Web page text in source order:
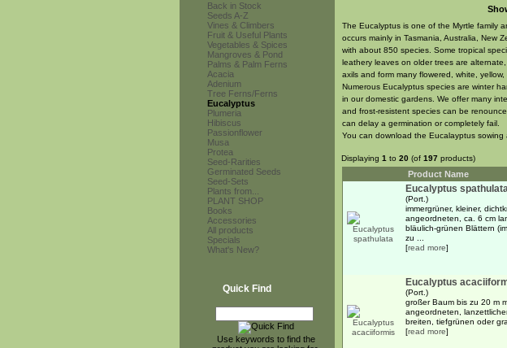
Back in Stock
Seeds A-Z
Vines & Climbers
Fruit & Useful Plants
Vegetables & Spices
Mangroves & Pond
Palms & Palm Ferns
Acacia
Adenium
Tree Ferns/Ferns
Eucalyptus
Plumeria
Hibiscus
Passionflower
Musa
Protea
Seed-Rarities
Germinated Seeds
Seed-Sets
Plants from...
PLANT SHOP
Books
Accessories
All products
Specials
What's New?
Quick Find
Use keywords to find the
The Eucalyptus is one of the Myrtle family
occurs mainly in Tasmania, Australia, New
with about 850 species. Some tropical
leathery leaves on older trees are
axils and form many flowered, white, yellow,
Numerous Eucalyptus species are winter
in our domestic gardens. We offer many
and frost-resistent species can be
can delay a germination or completely fail.
You can download the Eucalayptus sowing
Displaying 1 to 20 (of 197 products)
Product Name
Eucalyptus
(Port.)
immergrüner, kleiner,
angeordneten, ca. 6 cm
bläulich-grünen Blättern
zu ...
[read more]
Eucalyptus
(Port.)
großer Baum bis zu 20 m
angeordneten,
breiten, tiefgrünen oder
[read more]